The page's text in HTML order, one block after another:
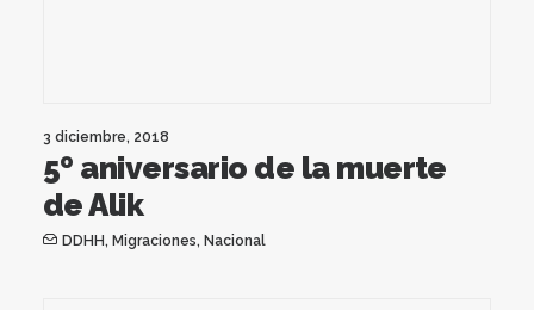
3 diciembre, 2018
5º aniversario de la muerte
de Alik
DDHH, Migraciones, Nacional